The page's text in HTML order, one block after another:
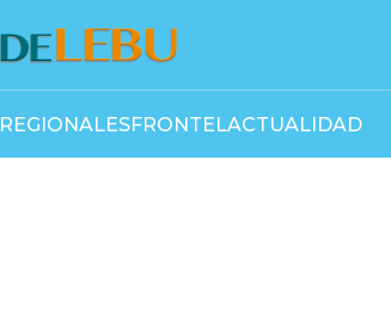
REGIONALESFRONTELACTUALIDAD